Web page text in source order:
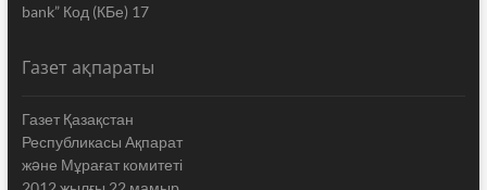
bank” Код (КБе) 17
Газет ақпараты
Газет Қазақстан
Республикасы Ақпарат
жəне Мұрағат комитеті